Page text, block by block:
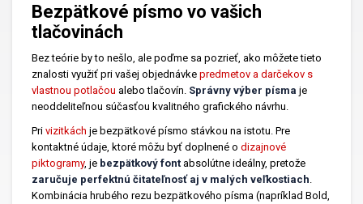
Bezpätkové písmo vo vašich
tlačovinách
Bez teórie by to nešlo, ale poďme sa pozrieť, ako môžete tieto
znalosti využiť pri vašej objednávke predmetov a darčekov s
vlastnou potlačou alebo tlačovín. Správny výber písma je
neoddeliteľnou súčasťou kvalitného grafického návrhu.
Pri vizitkách je bezpätkové písmo stávkou na istotu. Pre
kontaktné údaje, ktoré môžu byť doplnené o dizajnové
piktogramy, je bezpätkový font absolútne ideálny, pretože
zaručuje perfektnú čitateľnosť aj v malých veľkostiach
Kombinácia hrubého rezu bezpätkového písma (napríklad Bold,